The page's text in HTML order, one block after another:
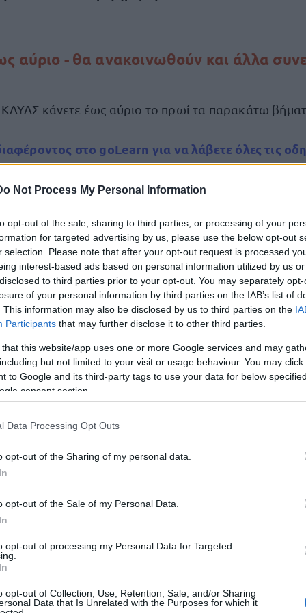
Not Process My Personal Information
opt-out of the sale, sharing to third parties, or processing of your
for targeted advertising by us, please use the below opt-out
selection. Please note that after your opt-out request is processed
interest-based ads based on personal information utilized by us
to third parties prior to your opt-out. You may separately
of your personal information by third parties on the IAB’s list of
This information may also be disclosed by us to third parties on the
Participants that may further disclose it to other third parties.
that this website/app uses one or more Google services and may
but not limited to your visit or usage behaviour. You may
to Google and its third-party tags to use your data for below
consent section.
Data Processing Opt Outs
opt-out of the Sharing of my personal data.
opt-out of the Sale of my Personal Data.
opt-out of processing my Personal Data for Targeted
opt-out of Collection, Use, Retention, Sale, and/or Sharing
Data that Is Unrelated with the Purposes for which it
αύριο - θα ανακοινωθούν και άλλα
ΚΑΥΑΣ κάνετε έως αύριο το πρωί τα παρακάτω
στο goLearn για να λάβετε όλες τις
σας)
το πρωί αύριο αλλιώς το πρόγραμμα κλείνει
το 2 και πάρετε ΚΑΥΑΣ τον ανεβάζετε άμεσα ΕΔΩ
έχετε ΚΑΥΑΣ σε Αττική, Θεσσαλονίκη ή Λάρισα και
βάζετε τον ΚΑΥΑΣ σας ΕΔΩ
και Λάρισα ΕΔΩ
τον ΚΑΥΑΣ σας το goLearn και τα συνεργαζόμενα
αν προλάβετε να ενταχθείτε στο Μητρώο
από το ταμειο από το ταμείο
άνω των 18 μπορείτε να ενταχθείτε
ΕΔΩ